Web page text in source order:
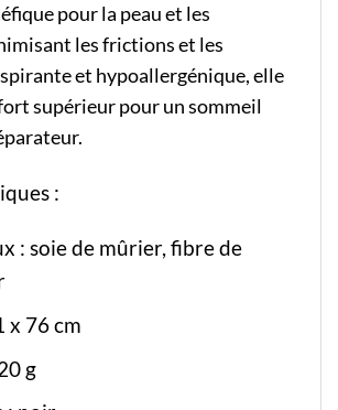
pour la peau et les
les frictions et les
et hypoallergénique, elle
supérieur pour un sommeil
:
: soie de mûrier, fibre de
x 76 cm
g